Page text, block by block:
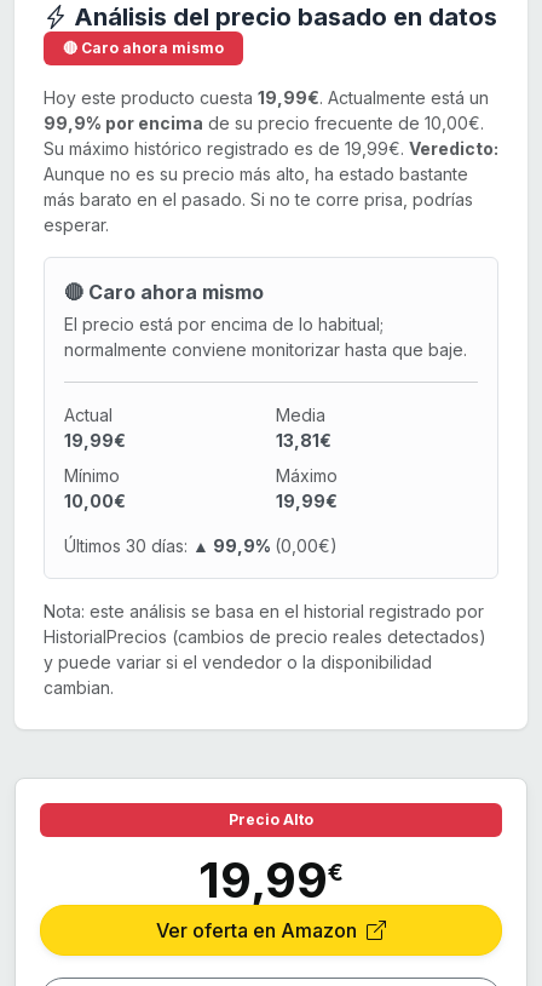
Análisis del precio basado en datos
🔴 Caro ahora mismo
Hoy este producto cuesta 19,99€. Actualmente está un
99,9% por encima de su precio frecuente de 10,00€.
Su máximo histórico registrado es de 19,99€. Veredicto:
Aunque no es su precio más alto, ha estado bastante
más barato en el pasado. Si no te corre prisa, podrías
esperar.
🔴 Caro ahora mismo
El precio está por encima de lo habitual;
normalmente conviene monitorizar hasta que baje.
Actual
19,99€
Media
13,81€
Mínimo
10,00€
Máximo
19,99€
Últimos 30 días: ▲ 99,9% (0,00€)
Nota: este análisis se basa en el historial registrado por
HistorialPrecios (cambios de precio reales detectados)
y puede variar si el vendedor o la disponibilidad
cambian.
Precio Alto
19,99€
Ver oferta en Amazon